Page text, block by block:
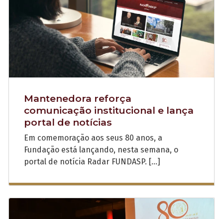
Mantenedora reforça
comunicação institucional e lança
portal de notícias
Em comemoração aos seus 80 anos, a
Fundação está lançando, nesta semana, o
portal de notícia Radar FUNDASP. […]